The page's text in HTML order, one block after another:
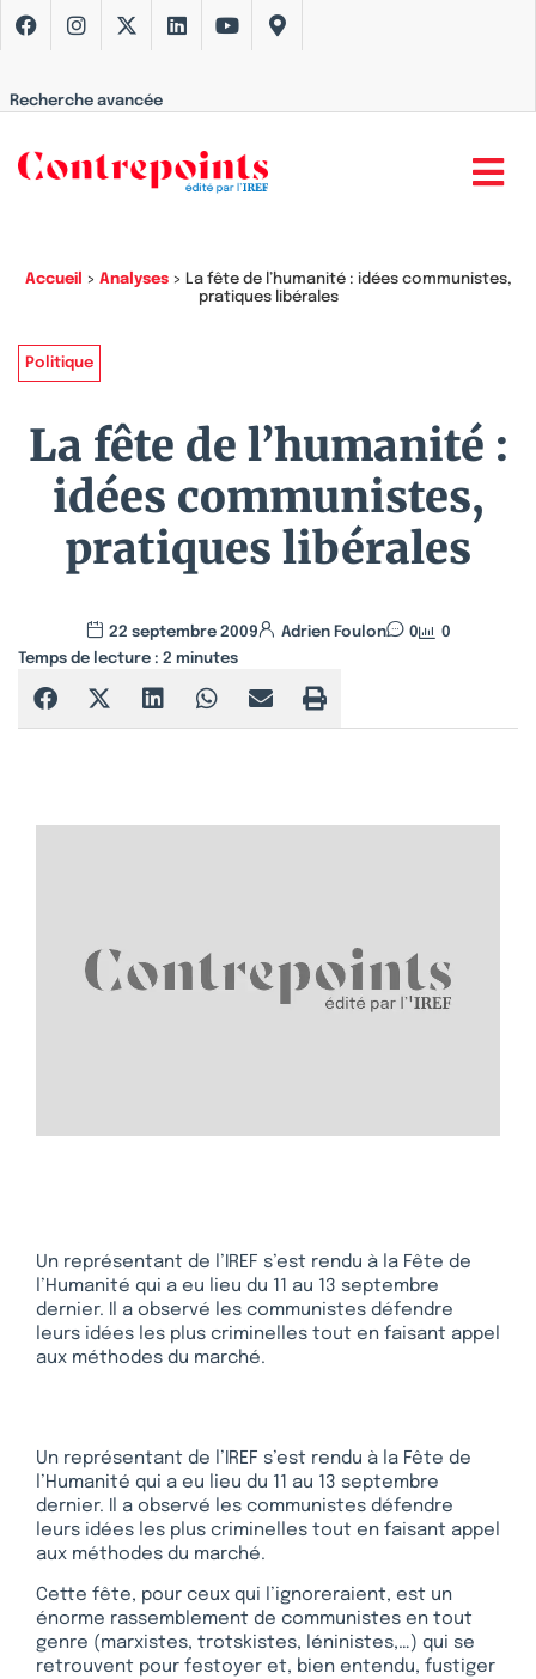
Recherche avancée
Accueil > Analyses> La fête de l’humanité : idées communistes,
pratiques libérales
Politique
La fête de l’humanité :
idées communistes,
pratiques libérales
22 septembre 2009 Adrien Foulon 0
0
Temps de lecture : 2 minutes
Un représentant de l’IREF s’est rendu à la Fête de
l’Humanité qui a eu lieu du 11 au 13 septembre
dernier. Il a observé les communistes défendre
leurs idées les plus criminelles tout en faisant appel
aux méthodes du marché.
Un représentant de l’IREF s’est rendu à la Fête de
l’Humanité qui a eu lieu du 11 au 13 septembre
dernier. Il a observé les communistes défendre
leurs idées les plus criminelles tout en faisant appel
aux méthodes du marché.
Cette fête, pour ceux qui l’ignoreraient, est un
énorme rassemblement de communistes en tout
genre (marxistes, trotskistes, léninistes,…) qui se
retrouvent pour festoyer et, bien entendu, fustiger